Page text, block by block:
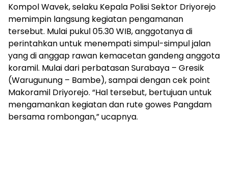
Kompol Wavek, selaku Kepala Polisi Sektor Driyorejo
memimpin langsung kegiatan pengamanan
tersebut. Mulai pukul 05.30 WIB, anggotanya di
perintahkan untuk menempati simpul-simpul jalan
yang di anggap rawan kemacetan gandeng anggota
koramil. Mulai dari perbatasan Surabaya – Gresik
(Warugunung – Bambe), sampai dengan cek point
Makoramil Driyorejo. “Hal tersebut, bertujuan untuk
mengamankan kegiatan dan rute gowes Pangdam
bersama rombongan,” ucapnya.